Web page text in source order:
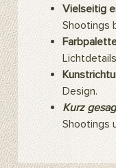
Vielseitig
Shootings
Design.
Kurz
Shootings